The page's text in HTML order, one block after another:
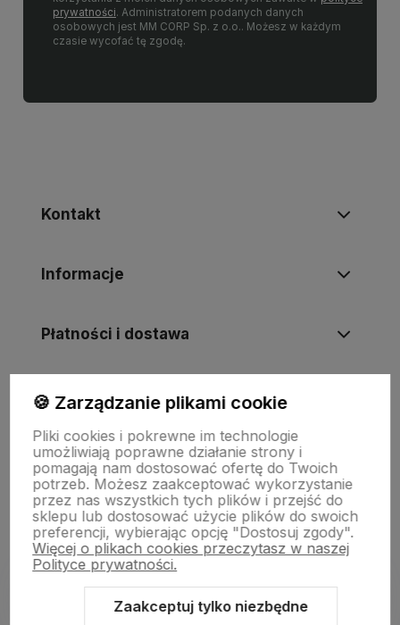
prywatności. Administratorem podanych danych
osobowych jest MM CORP Sp. z o.o.. Możesz w każdym
czasie wycofać tę zgodę.
Kontakt
Informacje
Płatności i dostawa
Informacje
O nas
🍪 Zarządzanie plikami cookie
Pliki cookies i pokrewne im technologie
umożliwiają poprawne działanie strony i
pomagają nam dostosować ofertę do Twoich
potrzeb. Możesz zaakceptować wykorzystanie
przez nas wszystkich tych plików i przejść do
sklepu lub dostosować użycie plików do swoich
preferencji, wybierając opcję "Dostosuj zgody".
Więcej o plikach cookies przeczytasz w naszej
Polityce prywatności.
Zaakceptuj tylko niezbędne